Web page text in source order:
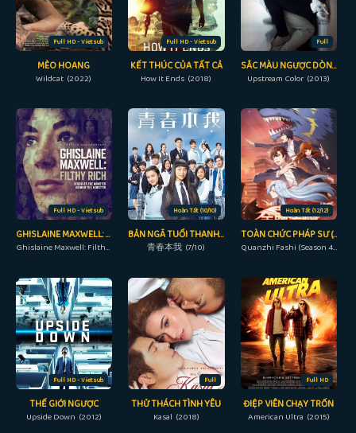
Full HD - Vietsub
MÈO HOANG
Wildcat (2022)
Full HD - Vietsub
KẾT THÚC CỦA TẤT CẢ
How It Ends (2018)
Full
SẮC MÀU NGƯỢC DÒNG
Upstream Color (2013)
Full HD - Vietsub
GHISLAINE MAXWELL: GIÀU CÓ VÀ ĐỒI BẠI
Ghislaine Maxwell: Filthy Rich (2022)
Hoàn Tất (10/10)
BẢN NGÃ TUỔI THANH XUÂN
青春本我 (7/10)
Hoàn Tất (12/12)
TOÀN CHỨC PHÁP SƯ (PHẦN 4)
Quanzhi Fashi (Season 4) (2020)
Full HD - Vietsub
THẾ GIỚI NGƯỢC
Upside Down (2012)
Full
THỬ THÁCH TÌNH YÊU
Kasal (2018)
Full HD
ĐIỆP VIÊN CHẠY TRỐN
American Ultra (2015)